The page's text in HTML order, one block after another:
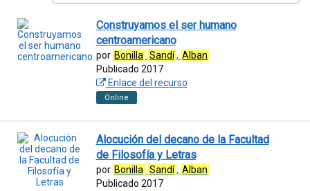
Construyamos el ser humano
centroamericano
por Bonilla Sandí, Alban
Publicado 2017
Enlace del recurso
Online
Alocución del decano de la Facultad
de Filosofía y Letras
por Bonilla Sandí, Alban
Publicado 2017